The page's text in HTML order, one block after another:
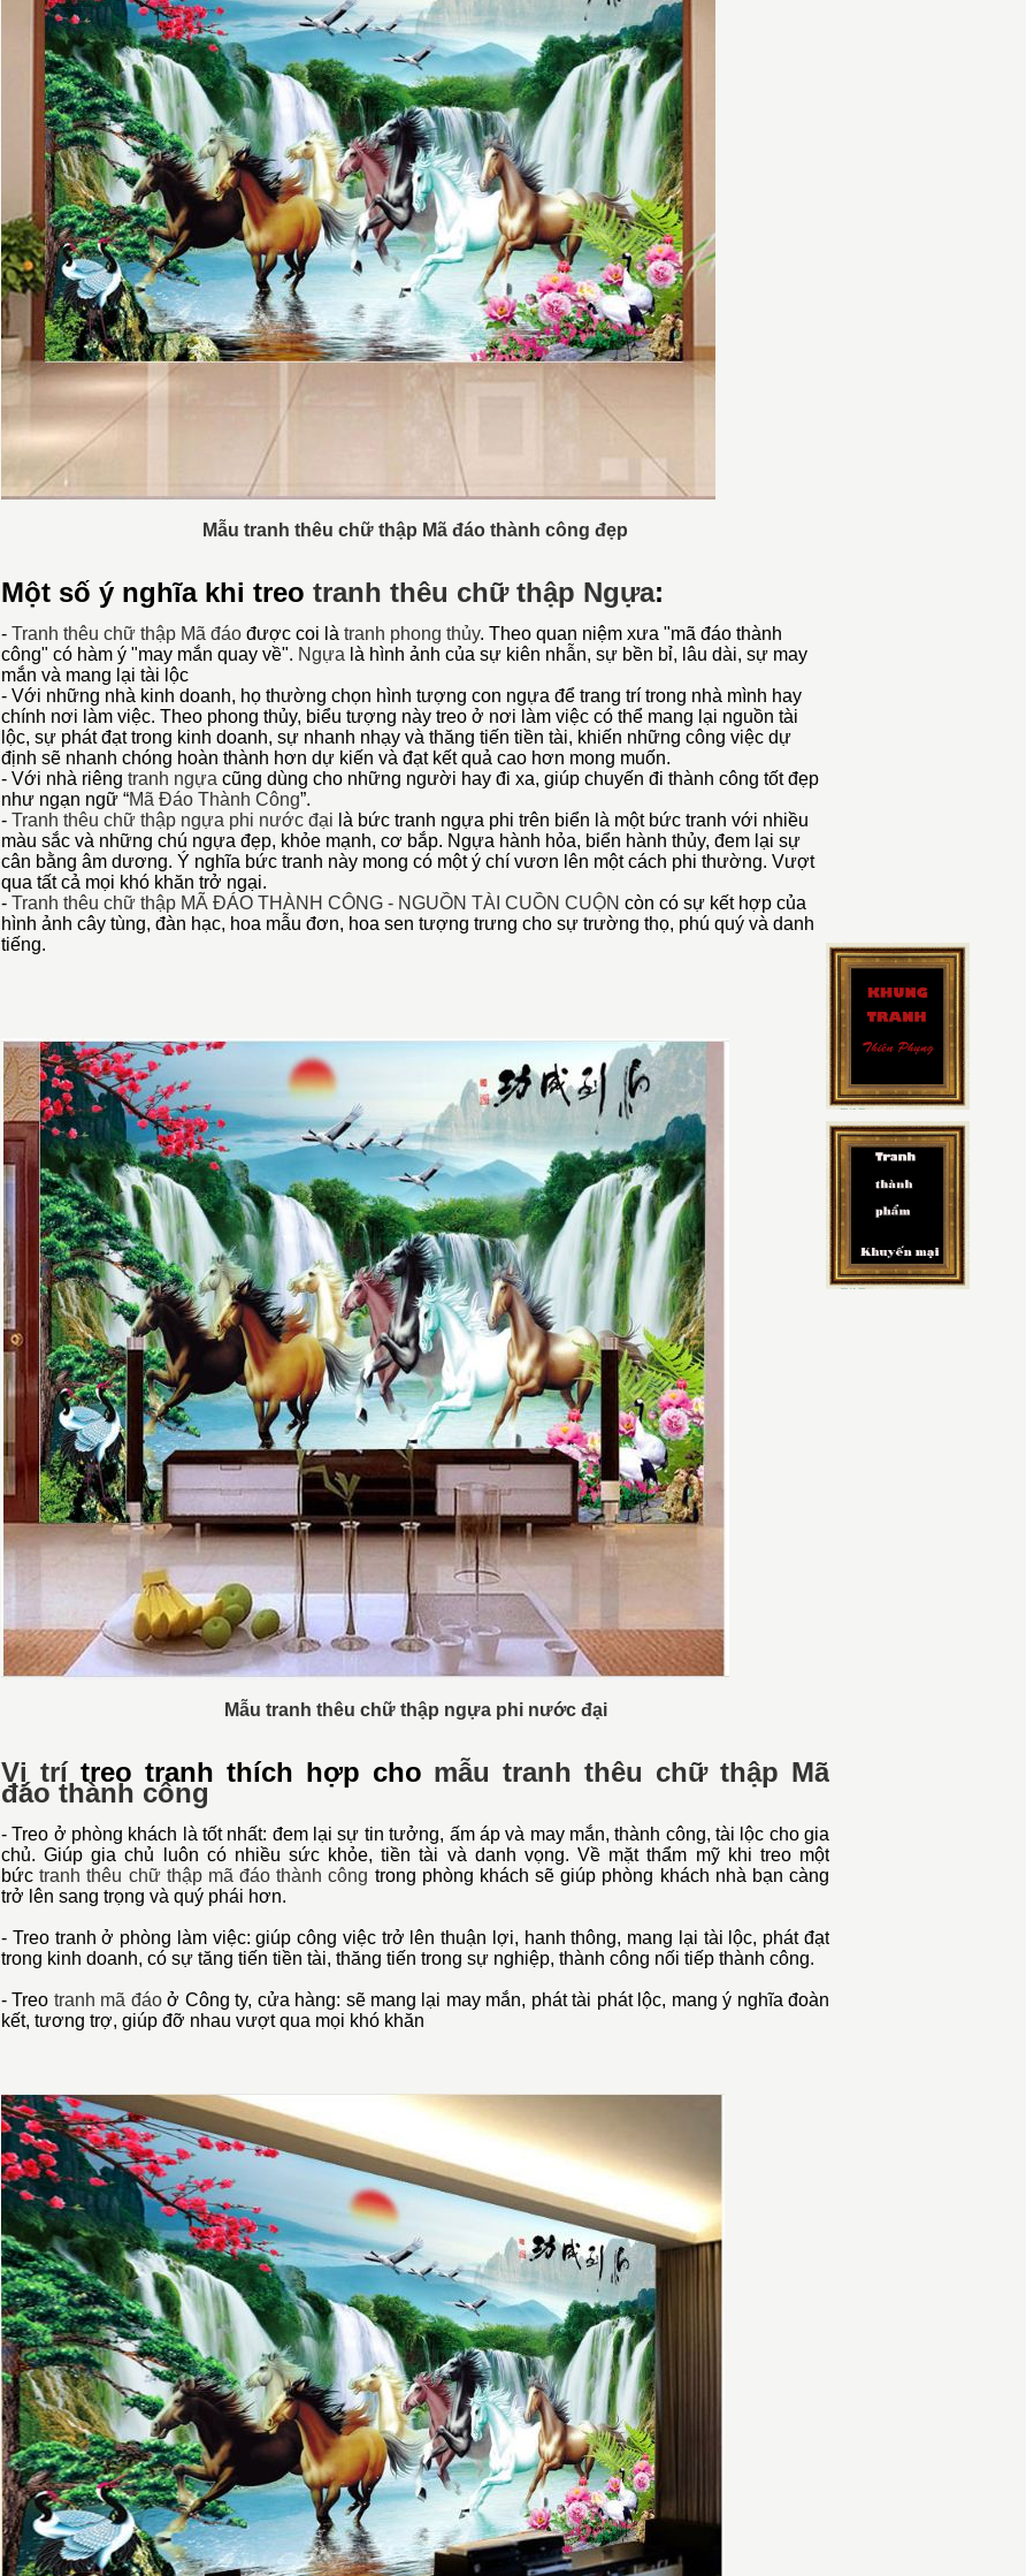
Mẫu tranh thêu chữ thập Mã đáo thành công đẹp
Một số ý nghĩa khi treo tranh thêu chữ thập Ngựa:
- Tranh thêu chữ thập Mã đáo được coi là tranh phong thủy. Theo quan niệm xưa "mã đáo thành
công" có hàm ý "may mắn quay về". Ngựa là hình ảnh của sự kiên nhẫn, sự bền bỉ, lâu dài, sự may
mắn và mang lại tài lộc
- Với những nhà kinh doanh, họ thường chọn hình tượng con ngựa để trang trí trong nhà mình hay
chính nơi làm việc. Theo phong thủy, biểu tượng này treo ở nơi làm việc có thể mang lại nguồn tài
lộc, sự phát đạt trong kinh doanh, sự nhanh nhạy và thăng tiến tiền tài, khiến những công việc dự
định sẽ nhanh chóng hoàn thành hơn dự kiến và đạt kết quả cao hơn mong muốn.
- Với nhà riêng tranh ngựa cũng dùng cho những người hay đi xa, giúp chuyến đi thành công tốt đẹp
như ngạn ngữ “Mã Đáo Thành Công”.
- Tranh thêu chữ thập ngựa phi nước đại là bức tranh ngựa phi trên biển là một bức tranh với nhiều
màu sắc và những chú ngựa đẹp, khỏe mạnh, cơ bắp. Ngựa hành hỏa, biển hành thủy, đem lại sự
cân bằng âm dương. Ý nghĩa bức tranh này mong có một ý chí vươn lên một cách phi thường. Vượt
qua tất cả mọi khó khăn trở ngại.
- Tranh thêu chữ thập MÃ ĐÁO THÀNH CÔNG - NGUỒN TÀI CUỒN CUỘN còn có sự kết hợp của
hình ảnh cây tùng, đàn hạc, hoa mẫu đơn, hoa sen tượng trưng cho sự trường thọ, phú quý và danh
tiếng.
Mẫu tranh thêu chữ thập ngựa phi nước đại
Vị trítreo tranh thích hợp cho mẫu tranh thêu chữ thập Mã
đáo thành công
- Treo ở phòng khách là tốt nhất: đem lại sự tin tưởng, ấm áp và may mắn, thành công, tài lộc cho gia
chủ. Giúp gia chủ luôn có nhiều sức khỏe, tiền tài và danh vọng. Về mặt thẩm mỹ khi treo một
bứctranh thêu chữ thập mã đáo thành công trong phòng khách sẽ giúp phòng khách nhà bạn càng
trở lên sang trọng và quý phái hơn.
- Treo tranh ở phòng làm việc: giúp công việc trở lên thuận lợi, hanh thông, mang lại tài lộc, phát đạt
trong kinh doanh, có sự tăng tiến tiền tài, thăng tiến trong sự nghiệp, thành công nối tiếp thành công.
- Treo tranh mã đáoở Công ty, cửa hàng: sẽ mang lại may mắn, phát tài phát lộc, mang ý nghĩa đoàn
kết, tương trợ, giúp đỡ nhau vượt qua mọi khó khăn